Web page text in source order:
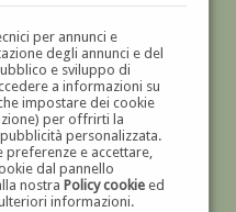
per annunci e
degli annunci e del
e sviluppo di
a informazioni su
impostare dei cookie
per offrirti la
personalizzata.
preferenze e accettare,
dal pannello
nostra Policy cookieed
informazioni.
'800 E '900